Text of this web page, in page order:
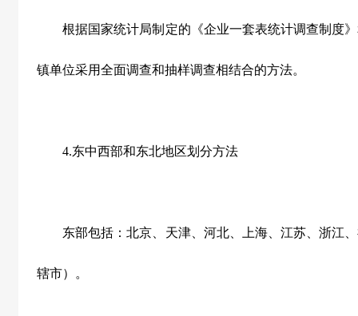
根据国家统计局制定的《企业一套表统计调查制度》
镇单位采用全面调查和抽样调查相结合的方法。
4.东中西部和东北地区划分方法
东部包括：北京、天津、河北、上海、江苏、浙江、
辖市）。